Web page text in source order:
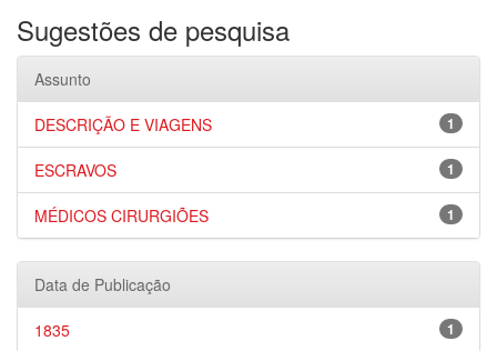
Sugestões de pesquisa
Assunto
1
DESCRIÇÃO E VIAGENS
1
ESCRAVOS
1
MÉDICOS CIRURGIÕES
Data de Publicação
1
1835